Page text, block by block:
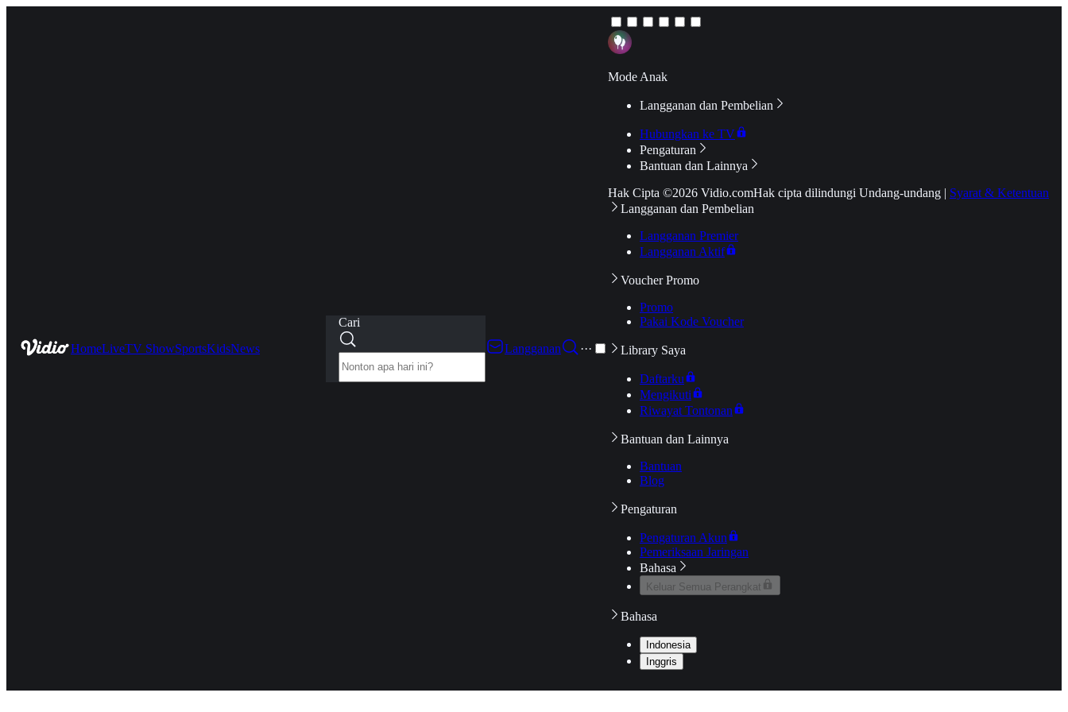
HomeLiveTV ShowSportsKidsNews
Cari
Langganan
···
Mode Anak
Langganan dan Pembelian
Hubungkan ke TV
Pengaturan
Bantuan dan Lainnya
Hak Cipta ©2026 Vidio.comHak cipta dilindungi Undang-undang | Syarat & Ketentuan
Langganan dan Pembelian
Langganan Premier
Langganan Aktif
Voucher Promo
Promo
Pakai Kode Voucher
Library Saya
Daftarku
Mengikuti
Riwayat Tontonan
Bantuan dan Lainnya
Bantuan
Blog
Pengaturan
Pengaturan Akun
Pemeriksaan Jaringan
Bahasa
Keluar Semua Perangkat
Bahasa
Indonesia
Inggris